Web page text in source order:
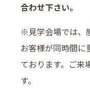
合わせ下さい。
※見学会場では、
お客様が同時間に
ております。ご来
す。